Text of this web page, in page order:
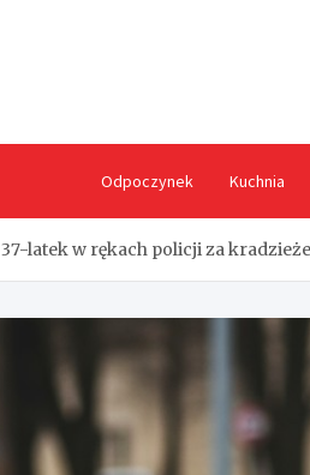
Odpoczynek Kuchnia
37-latek w rękach policji za